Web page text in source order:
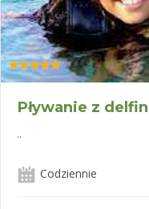
Oceniono
Pływanie z
..
Codziennie